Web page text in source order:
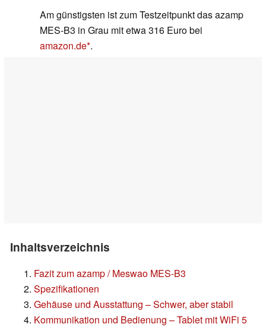
Am günstigsten ist zum Testzeitpunkt das azamp
MES-B3 in Grau mit etwa 316 Euro bei
amazon.de .
Inhaltsverzeichnis
Fazit zum azamp / Meswao MES-B3
Spezifikationen
Gehäuse und Ausstattung – Schwer, aber stabil
Kommunikation und Bedienung – Tablet mit WiFi 5